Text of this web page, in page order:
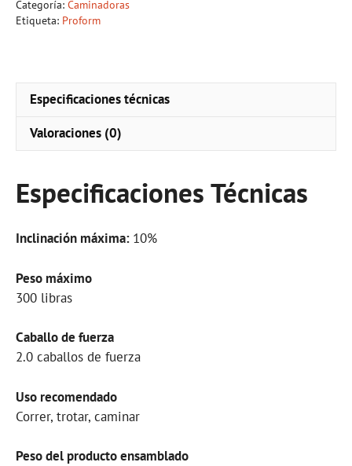
Categoría: Caminadoras
Etiqueta: Proform
Especificaciones técnicas
Valoraciones (0)
Especificaciones Técnicas
Inclinación máxima: 10%
Peso máximo
300 libras
Caballo de fuerza
2.0 caballos de fuerza
Uso recomendado
Correr, trotar, caminar
Peso del producto ensamblado